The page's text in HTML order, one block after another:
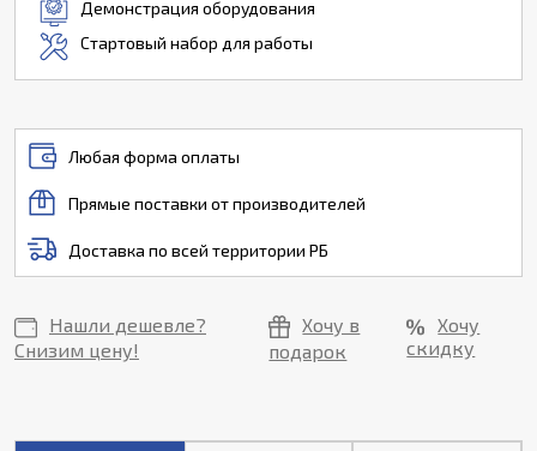
Демонстрация оборудования
Стартовый набор для работы
Любая форма оплаты
Прямые поставки от производителей
Доставка по всей территории РБ
Нашли дешевле?
Снизим цену!
Хочу в
подарок
Хочу
скидку